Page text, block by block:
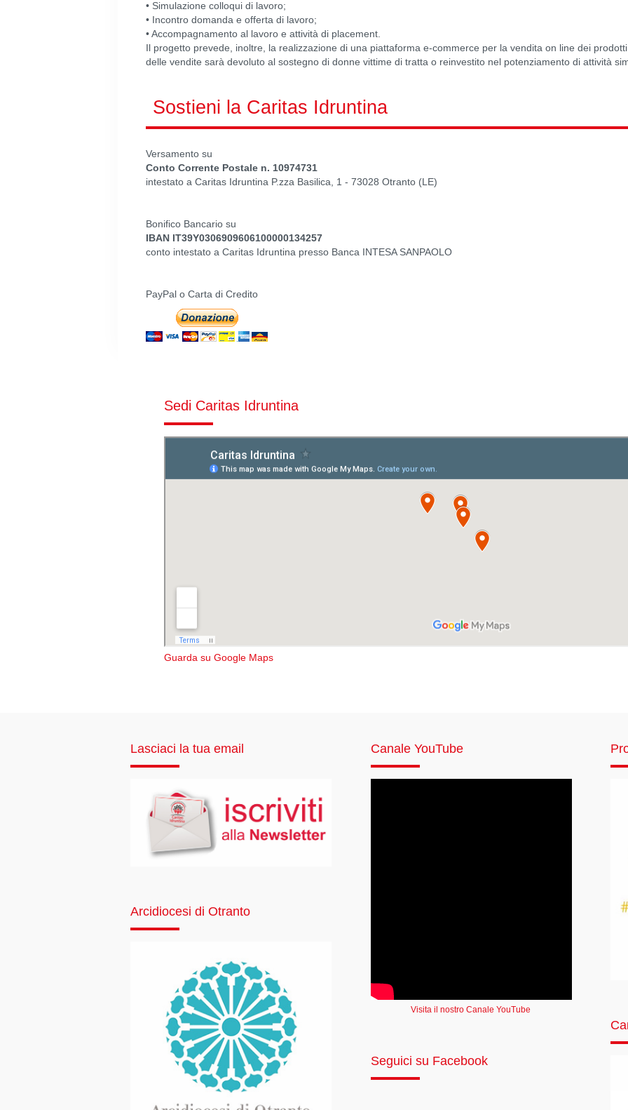
• Simulazione colloqui di lavoro;
• Incontro domanda e offerta di lavoro;
• Accompagnamento al lavoro e attività di placement.
Il progetto prevede, inoltre, la realizzazione di una piattaforma e-commerce per la vendita on line dei
delle vendite sarà devoluto al sostegno di donne vittime di tratta o reinvestito nel potenziamento di attività
Sostieni la Caritas Idruntina
Versamento su
Conto Corrente Postale n. 10974731
intestato a Caritas Idruntina P.zza Basilica, 1 - 73028 Otranto (LE)
Bonifico Bancario su
IBAN IT39Y0306909606100000134257
conto intestato a Caritas Idruntina presso Banca INTESA SANPAOLO
PayPal o Carta di Credito
Sedi Caritas Idruntina
Guarda su Google Maps
Lasciaci la tua email
Arcidiocesi di Otranto
Canale YouTube
Visita il nostro Canale YouTube
Seguici su Facebook